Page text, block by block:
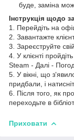
буде, заміна
Інструкція щодо
1. Перейдіть на
2. Завантажте
3. Зареєструйте
4. У клієнті
Steam - Далі -
5. У вікні, що
придбали, і
6. Після того, як
переходьте в
Приховати